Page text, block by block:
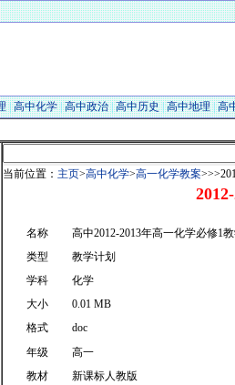
|高中化学|高中政治|高中历史|高中地理|高
当前位置： 主页>高中化学>高一化学教案
名称
高中2012-2013年高一化学必修1
类型
教学计划
学科
化学
大小
0.01 MB
格式
doc
年级
高一
教材
新课标人教版